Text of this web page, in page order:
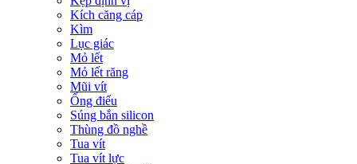
Kích căng cáp
Kìm
Lục giác
Mỏ lết
Mỏ lết răng
Mũi vít
Ống điếu
Súng bắn silicon
Thùng đồ nghề
Tua vít
Tua vít lực